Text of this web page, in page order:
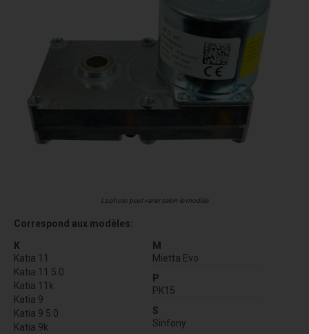
La photo peut varier selon le modèle
Correspond aux modèles:
K
Katia 11
Katia 11 5.0
Katia 11k
Katia 9
Katia 9 5.0
Katia 9k
M
Mietta Evo
P
PK15
S
Sinfony